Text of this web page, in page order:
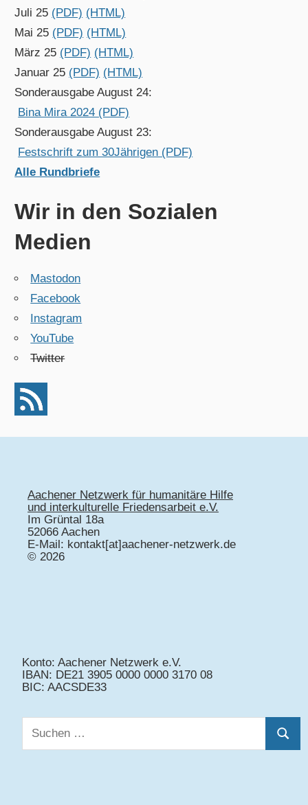
Juli 25 (PDF) (HTML)
Mai 25 (PDF) (HTML)
März 25 (PDF) (HTML)
Januar 25 (PDF) (HTML)
Sonderausgabe August 24:
Bina Mira 2024 (PDF)
Sonderausgabe August 23:
Festschrift zum 30Jährigen (PDF)
Alle Rundbriefe
Wir in den Sozialen
Medien
Mastodon
Facebook
Instagram
YouTube
Twitter
Aachener Netzwerk für humanitäre Hilfe
und interkulturelle Friedensarbeit e.V.
Im Grüntal 18a
52066 Aachen
E-Mail: kontakt[at]aachener-netzwerk.de
© 2026
Konto: Aachener Netzwerk e.V.
IBAN: DE21 3905 0000 0000 3170 08
BIC: AACSDE33
Suchen
nach: